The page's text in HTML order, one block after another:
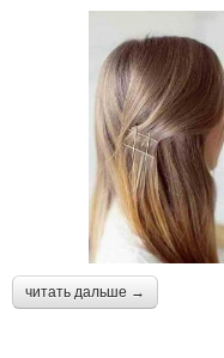
читать дальше →